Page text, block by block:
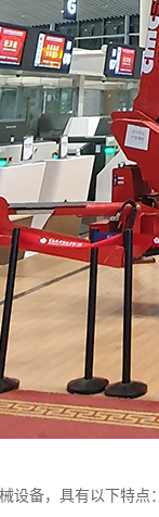
设备，具有以下特点：